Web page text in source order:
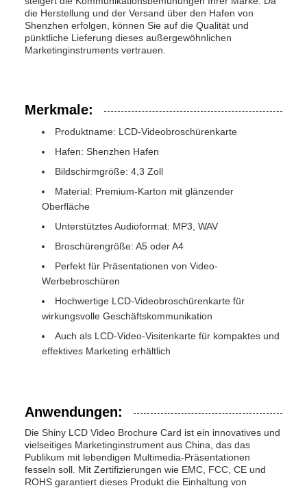
die Herstellung und der Versand über den Hafen von
Shenzhen erfolgen, können Sie auf die Qualität und
pünktliche Lieferung dieses außergewöhnlichen
Marketinginstruments vertrauen.
Merkmale:
Produktname: LCD-Videobroschürenkarte
Hafen: Shenzhen Hafen
Bildschirmgröße: 4,3 Zoll
Material: Premium-Karton mit glänzender
Oberfläche
Unterstütztes Audioformat: MP3, WAV
Broschürengröße: A5 oder A4
Perfekt für Präsentationen von Video-
Werbebroschüren
Hochwertige LCD-Videobroschürenkarte für
wirkungsvolle Geschäftskommunikation
Auch als LCD-Video-Visitenkarte für kompaktes und
effektives Marketing erhältlich
Anwendungen:
Die Shiny LCD Video Brochure Card ist ein innovatives und
vielseitiges Marketinginstrument aus China, das das
Publikum mit lebendigen Multimedia-Präsentationen
fesseln soll. Mit Zertifizierungen wie EMC, FCC, CE und
ROHS garantiert dieses Produkt die Einhaltung von